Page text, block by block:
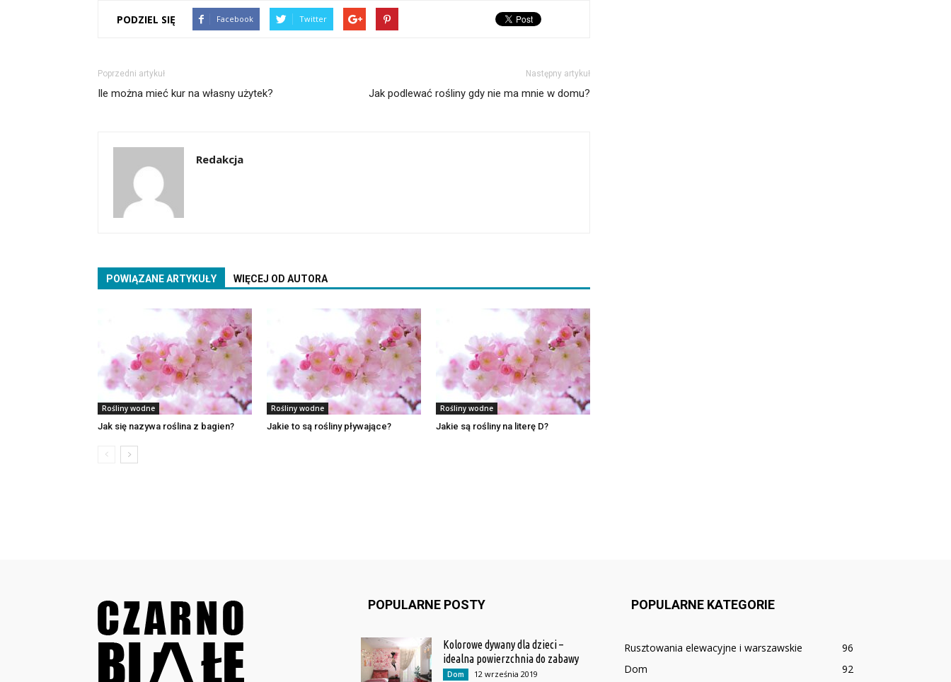
PODZIEL SIĘ Facebook Twitter
Poprzedni artykuł
Ile można mieć kur na własny użytek?
Następny artykuł
Jak podlewać rośliny gdy nie ma mnie w domu?
Redakcja
POWIĄZANE ARTYKUŁY WIĘCEJ OD AUTORA
Rośliny wodne
Jak się nazywa roślina z bagien?
Rośliny wodne
Jakie to są rośliny pływające?
Rośliny wodne
Jakie są rośliny na literę D?
POPULARNE POSTY
Kolorowe dywany dla dzieci –
idealna powierzchnia do zabawy
Dom 12 września 2019
POPULARNE KATEGORIE
Rusztowania elewacyjne i warszawskie
96
Dom
92